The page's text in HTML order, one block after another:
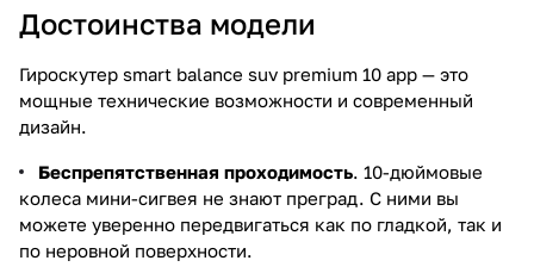
Достоинства модели
Гироскутер smart balance suv premium 10 app — это
мощные технические возможности и современный
дизайн.
Беспрепятственная проходимость. 10-дюймовые
колеса мини-сигвея не знают преград. С ними вы
можете уверенно передвигаться как по гладкой, так и
по неровной поверхности.